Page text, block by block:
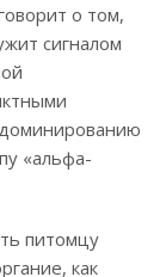
о том,
сигналом
«альфа-
питомцу
как